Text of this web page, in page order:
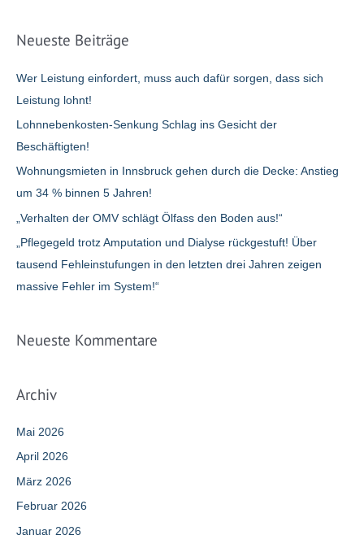
Beratung,
n
n
Neueste Beiträge
Wer Leistung einfordert, muss auch dafür sorgen, dass sich
Leistung lohnt!
Lohnnebenkosten-Senkung Schlag ins Gesicht der
Beschäftigten!
Wohnungsmieten in Innsbruck gehen durch die Decke: Anstieg
um 34 % binnen 5 Jahren!
„Verhalten der OMV schlägt Ölfass den Boden aus!“
„Pflegegeld trotz Amputation und Dialyse rückgestuft! Über
tausend Fehleinstufungen in den letzten drei Jahren zeigen
massive Fehler im System!“
Neueste Kommentare
Archiv
Mai 2026
April 2026
März 2026
Februar 2026
Januar 2026